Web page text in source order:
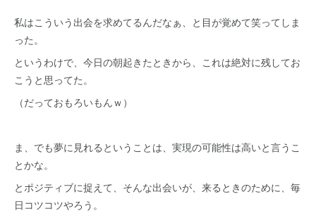
私はこういう出会を求めてるんだなぁ、と目が覚めて笑ってしま
った。
というわけで、今日の朝起きたときから、これは絶対に残してお
こうと思ってた。
（だっておもろいもんｗ）
ま、でも夢に見れるということは、実現の可能性は高いと言うこ
とかな。
とポジティブに捉えて、そんな出会いが、来るときのために、毎
日コツコツやろう。